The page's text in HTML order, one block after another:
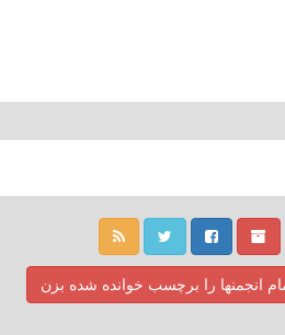
انجمنها را برچسب خوانده شده بزن